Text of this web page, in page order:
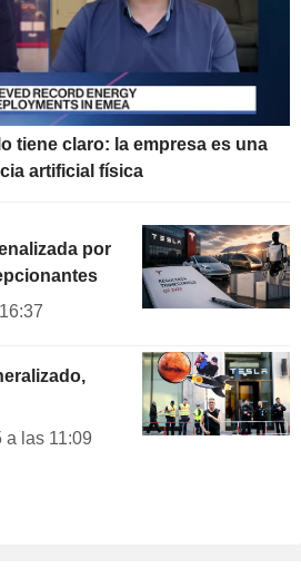
tiene claro: la empresa es una
artificial física
por
a las 11:09